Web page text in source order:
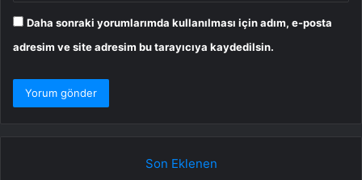
Daha sonraki yorumlarımda kullanılması için adım, e-posta
adresim ve site adresim bu tarayıcıya kaydedilsin.
Son Eklenen